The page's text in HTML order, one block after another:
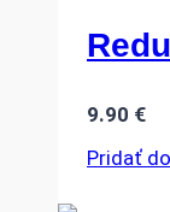
9.90 €
Pridať